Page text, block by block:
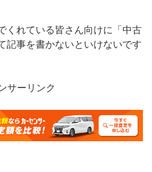
くれている皆さん向けに「中古
記事を書かないといけないです
サーリンク